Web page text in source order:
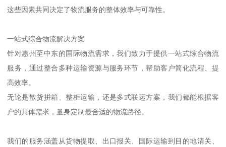
这些因素共同决定了物流服务的整体效率与可靠性。
一站式综合物流解决方案
针对惠州至中东的国际物流需求，我们致力于提供一站式综合物流
服务，通过整合多种运输资源与服务环节，帮助客户简化流程、提
高效率。
无论是散货拼箱、整柜运输，还是多式联运方案，我们都能根据客
户的具体需求，量身定制最合适的物流路径。
我们的服务涵盖从货物提取、出口报关、国际运输到目的地清关、